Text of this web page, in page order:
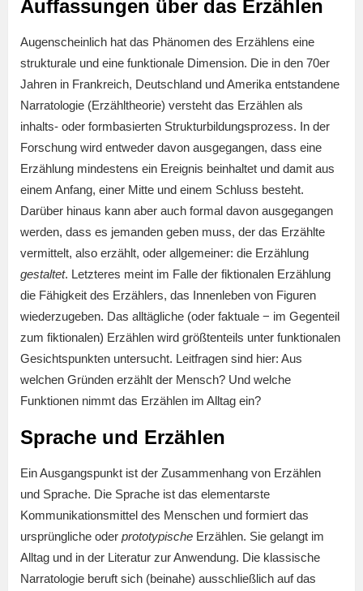
Auffassungen über das Erzählen
Augenscheinlich hat das Phänomen des Erzählens eine
strukturale und eine funktionale Dimension. Die in den 70er
Jahren in Frankreich, Deutschland und Amerika entstandene
Narratologie (Erzähltheorie) versteht das Erzählen als
inhalts- oder formbasierten Strukturbildungsprozess. In der
Forschung wird entweder davon ausgegangen, dass eine
Erzählung mindestens ein Ereignis beinhaltet und damit aus
einem Anfang, einer Mitte und einem Schluss besteht.
Darüber hinaus kann aber auch formal davon ausgegangen
werden, dass es jemanden geben muss, der das Erzählte
vermittelt, also erzählt, oder allgemeiner: die Erzählung
gestaltet. Letzteres meint im Falle der fiktionalen Erzählung
die Fähigkeit des Erzählers, das Innenleben von Figuren
wiederzugeben. Das alltägliche (oder faktuale − im Gegenteil
zum fiktionalen) Erzählen wird größtenteils unter funktionalen
Gesichtspunkten untersucht. Leitfragen sind hier: Aus
welchen Gründen erzählt der Mensch? Und welche
Funktionen nimmt das Erzählen im Alltag ein?
Sprache und Erzählen
Ein Ausgangspunkt ist der Zusammenhang von Erzählen
und Sprache. Die Sprache ist das elementarste
Kommunikationsmittel des Menschen und formiert das
ursprüngliche oder prototypische Erzählen. Sie gelangt im
Alltag und in der Literatur zur Anwendung. Die klassische
Narratologie beruft sich (beinahe) ausschließlich auf das